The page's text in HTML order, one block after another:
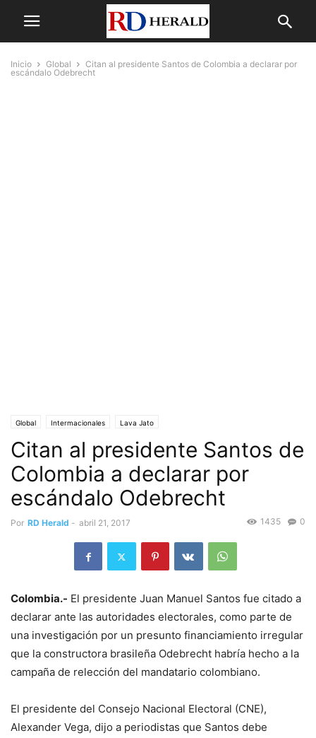
Inicio Global
Citan al presidente Santos de Colombia a declarar por
escándalo Odebrecht
Global Intermacionales Lava Jato
Citan al presidente Santos de
Colombia a declarar por
escándalo Odebrecht
Por RD Herald - abril 21, 2017 0
1435
Colombia.- El presidente Juan Manuel Santos fue citado a
declarar ante las autoridades electorales, como parte de
una investigación por un presunto financiamiento irregular
que la constructora brasileña Odebrecht habría hecho a la
campaña de relección del mandatario colombiano.
El presidente del Consejo Nacional Electoral (CNE),
Alexander Vega, dijo a periodistas que Santos debe